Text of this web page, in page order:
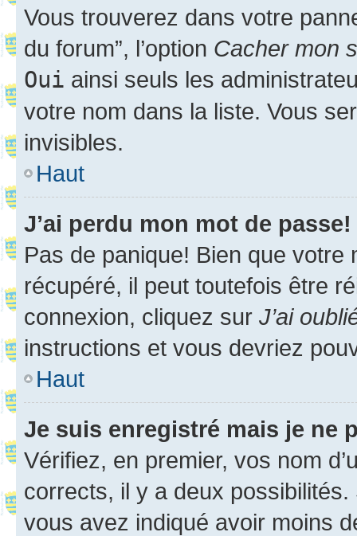
Vous trouverez dans votre
du forum”, l’option Cacher mon
Oui ainsi seuls les
votre nom dans la liste. Vous
invisibles.
Haut
J’ai perdu mon mot de passe!
Pas de panique! Bien que
récupéré, il peut toutefois être
connexion, cliquez sur J’ai
instructions et vous devriez
Haut
Je suis enregistré mais je ne
Vérifiez, en premier, vos nom
corrects, il y a deux
vous avez indiqué avoir moins